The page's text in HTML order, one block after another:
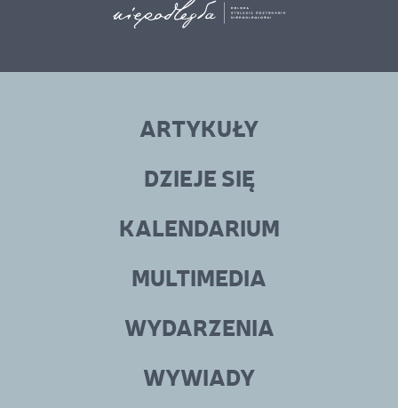
ARTYKUŁY
DZIEJE SIĘ
KALENDARIUM
MULTIMEDIA
WYDARZENIA
WYWIADY